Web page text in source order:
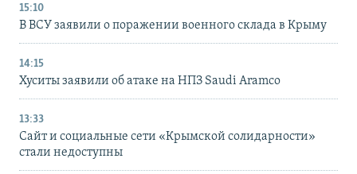
15:10
В ВСУ заявили о поражении военного склада в Крыму
14:15
Хуситы заявили об атаке на НПЗ Saudi Aramco
13:33
Сайт и социальные сети «Крымской солидарности»
стали недоступны